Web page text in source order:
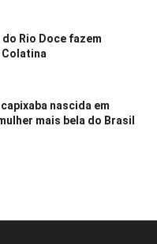
Rio Doce fazem
Colatina
nascida em
mais bela do Brasil